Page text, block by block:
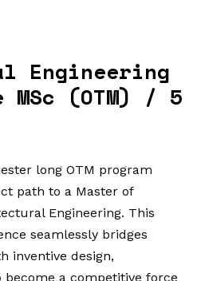
Engineering
(OTM) / 5
long OTM program
path to a Master of
Engineering. This
seamlessly bridges
inventive design,
a competitive force